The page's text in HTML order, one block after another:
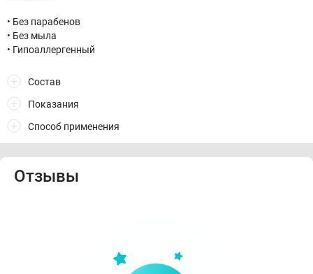
• Без парабенов
• Без мыла
• Гипоаллергенный
Состав
Показания
Способ применения
Отзывы